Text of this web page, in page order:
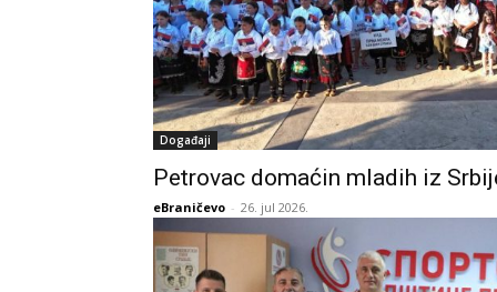
Događaji
Petrovac domaćin mladih iz
eBraničevo - 26. jul 2026.